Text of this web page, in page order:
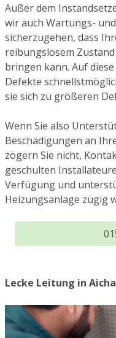
Außer dem
wir auch Wartungs-
sicherzugehen, dass
reibungslosem
bringen kann. Auf
Defekte
sie sich zu größeren
Wenn Sie also
Beschädigungen an
zögern Sie nicht,
geschulten
Verfügung und
Heizungsanlage zügig
Lecke Leitung in